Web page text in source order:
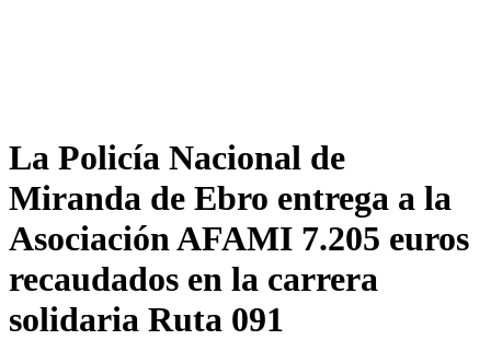
La Policía Nacional de
Miranda de Ebro entrega a la
Asociación AFAMI 7.205 euros
recaudados en la carrera
solidaria Ruta 091